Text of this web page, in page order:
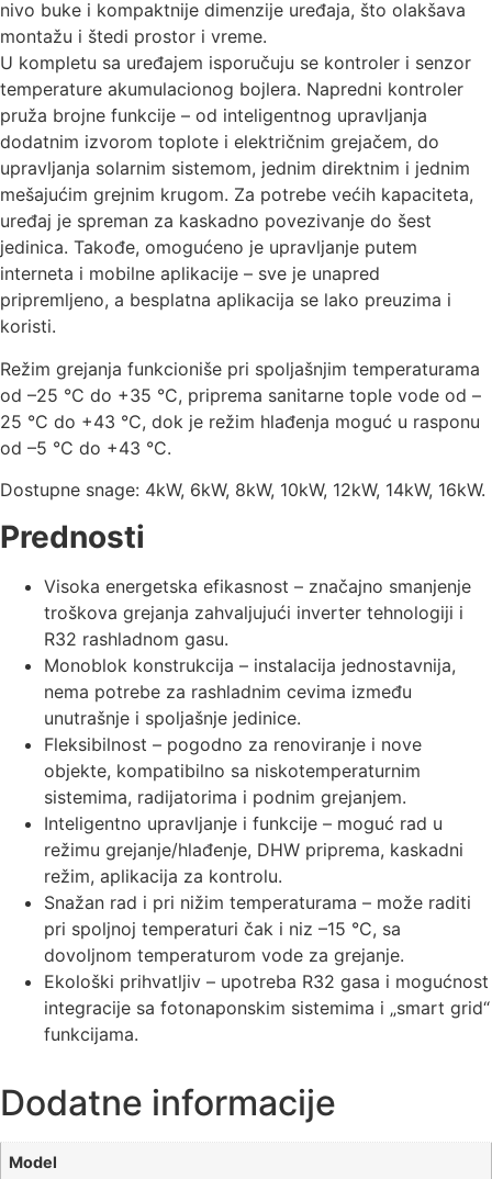
nivo buke i kompaktnije dimenzije uređaja, što olakšava
montažu i štedi prostor i vreme.
U kompletu sa uređajem isporučuju se kontroler i senzor
temperature akumulacionog bojlera. Napredni kontroler
pruža brojne funkcije – od inteligentnog upravljanja
dodatnim izvorom toplote i električnim grejačem, do
upravljanja solarnim sistemom, jednim direktnim i jednim
mešajućim grejnim krugom. Za potrebe većih kapaciteta,
uređaj je spreman za kaskadno povezivanje do šest
jedinica. Takođe, omogućeno je upravljanje putem
interneta i mobilne aplikacije – sve je unapred
pripremljeno, a besplatna aplikacija se lako preuzima i
koristi.
Režim grejanja funkcioniše pri spoljašnjim temperaturama
od –25 °C do +35 °C, priprema sanitarne tople vode od –
25 °C do +43 °C, dok je režim hlađenja moguć u rasponu
od –5 °C do +43 °C.
Dostupne snage: 4kW, 6kW, 8kW, 10kW, 12kW, 14kW, 16kW.
Prednosti
Visoka energetska efikasnost – značajno smanjenje
troškova grejanja zahvaljujući inverter tehnologiji i
R32 rashladnom gasu.
Monoblok konstrukcija – instalacija jednostavnija,
nema potrebe za rashladnim cevima između
unutrašnje i spoljašnje jedinice.
Fleksibilnost – pogodno za renoviranje i nove
objekte, kompatibilno sa niskotemperaturnim
sistemima, radijatorima i podnim grejanjem.
Inteligentno upravljanje i funkcije – moguć rad u
režimu grejanje/hlađenje, DHW priprema, kaskadni
režim, aplikacija za kontrolu.
Snažan rad i pri nižim temperaturama – može raditi
pri spoljnoj temperaturi čak i niz –15 °C, sa
dovoljnom temperaturom vode za grejanje.
Ekološki prihvatljiv – upotreba R32 gasa i mogućnost
integracije sa fotonaponskim sistemima i „smart grid“
funkcijama.
Dodatne informacije
Model